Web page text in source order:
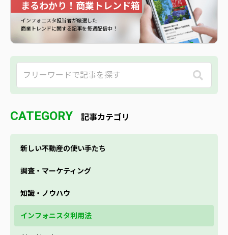
まるわかり！商業トレンド箱
インフォ二スタ担当者が厳選した
商業トレンドに関する記事を毎週配信中！
CATEGORY 記事カテゴリ
新しい不動産の使い手たち
調査・マーケティング
知識・ノウハウ
インフォニスタ利用法